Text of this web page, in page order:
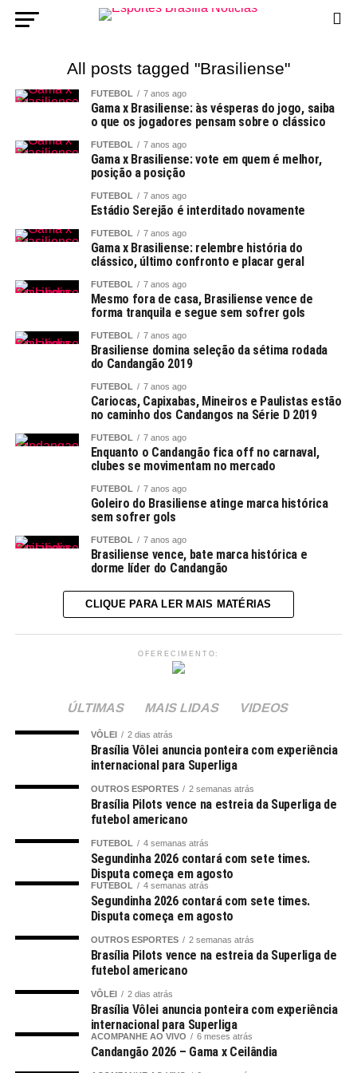
All posts tagged "Brasiliense"
FUTEBOL 7 anos ago
Gama x Brasiliense: às vésperas do jogo, saiba
o que os jogadores pensam sobre o clássico
FUTEBOL 7 anos ago
Gama x Brasiliense: vote em quem é melhor,
posição a posição
FUTEBOL 7 anos ago
Estádio Serejão é interditado novamente
FUTEBOL 7 anos ago
Gama x Brasiliense: relembre história do
clássico, último confronto e placar geral
FUTEBOL 7 anos ago
Mesmo fora de casa, Brasiliense vence de
forma tranquila e segue sem sofrer gols
FUTEBOL 7 anos ago
Brasiliense domina seleção da sétima rodada
do Candangão 2019
FUTEBOL 7 anos ago
Cariocas, Capixabas, Mineiros e Paulistas estão
no caminho dos Candangos na Série D 2019
FUTEBOL 7 anos ago
Enquanto o Candangão fica off no carnaval,
clubes se movimentam no mercado
FUTEBOL 7 anos ago
Goleiro do Brasiliense atinge marca histórica
sem sofrer gols
FUTEBOL 7 anos ago
Brasiliense vence, bate marca histórica e
dorme líder do Candangão
CLIQUE PARA LER MAIS MATÉRIAS
OFERECIMENTO:
ÚLTIMAS MAIS LIDAS VIDEOS
VÔLEI 2 dias atrás
Brasília Vôlei anuncia ponteira com experiência
internacional para Superliga
OUTROS ESPORTES 2 semanas atrás
Brasília Pilots vence na estreia da Superliga de
futebol americano
FUTEBOL 4 semanas atrás
Segundinha 2026 contará com sete times.
Disputa começa em agosto
FUTEBOL 4 semanas atrás
Segundinha 2026 contará com sete times.
Disputa começa em agosto
OUTROS ESPORTES 2 semanas atrás
Brasília Pilots vence na estreia da Superliga de
futebol americano
VÔLEI 2 dias atrás
Brasília Vôlei anuncia ponteira com experiência
internacional para Superliga
ACOMPANHE AO VIVO 6 meses atrás
Candangão 2026 – Gama x Ceilândia